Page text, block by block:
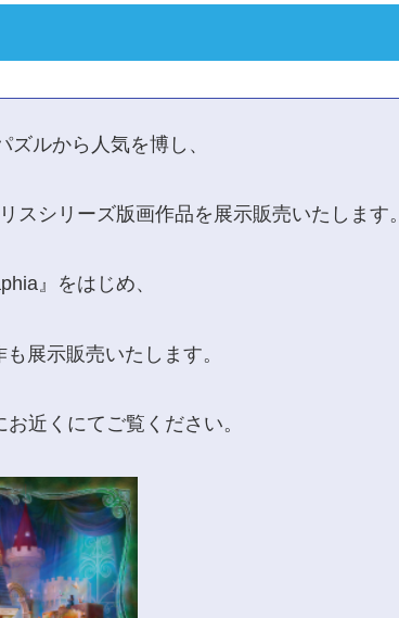
ズルから人気を博し、
シリーズ版画作品を展示販売いたします。
』をはじめ、
展示販売いたします。
近くにてご覧ください。